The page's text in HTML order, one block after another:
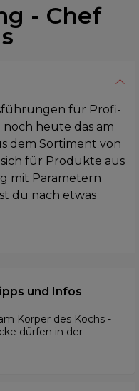
- Chef
für Profi-
heute das am
dem Sortiment von
für Produkte aus
mit Parametern
du nach etwas
und Infos
Körper des Kochs -
dürfen in der